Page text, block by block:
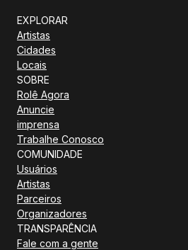
EXPLORAR
Artistas
Cidades
Locais
SOBRE
Rolê Agora
Anuncie
imprensa
Trabalhe Conosco
COMUNIDADE
Usuários
Artistas
Parceiros
Organizadores
TRANSPARÊNCIA
Fale com a gente